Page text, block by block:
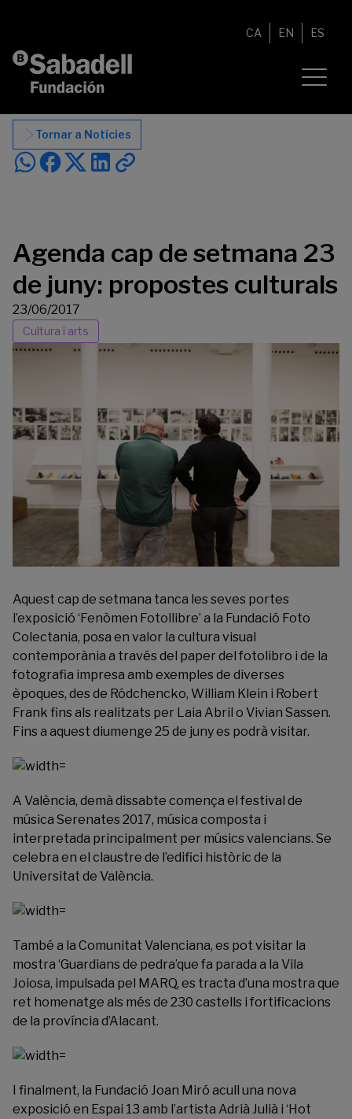
CA EN ES
Tornar a Notícies
Agenda cap de setmana 23
de juny: propostes culturals
23/06/2017
Cultura i arts
Aquest cap de setmana tanca les seves portes
l’exposició ‘Fenòmen Fotollibre’ a la Fundació Foto
Colectania, posa en valor la cultura visual
contemporània a través del paper del fotolibro i de la
fotografia impresa amb exemples de diverses
èpoques, des de Ródchencko, William Klein i Robert
Frank fins als realitzats per Laia Abril o Vivian Sassen.
Fins a aquest diumenge 25 de juny es podrà visitar.
A València, demà dissabte comença el festival de
música Serenates 2017, música composta i
interpretada principalment per músics valencians. Se
celebra en el claustre de l’edifici històric de la
Universitat de València.
També a la Comunitat Valenciana, es pot visitar la
mostra ‘Guardians de pedra’que fa parada a la Vila
Joiosa, impulsada pel MARQ, es tracta d’una mostra que
ret homenatge als més de 230 castells i fortificacions
de la província d’Alacant.
I finalment, la Fundació Joan Miró acull una nova
exposició en Espai 13 amb l’artista Adrià Julià i ‘Hot